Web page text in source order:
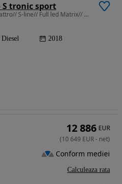
S tronic sport
1968 cm3 • 190 CP • Audi Q5 Quattro// S-line// Full led Matrix// Virtual Cockpit//190CP//
Diesel 2018
12 886 EUR
(10 649 EUR- net)
Conform mediei
Calculeaza rata